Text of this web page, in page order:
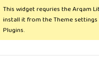
This widget requries the Arqam
install it from the Theme settings
Plugins.